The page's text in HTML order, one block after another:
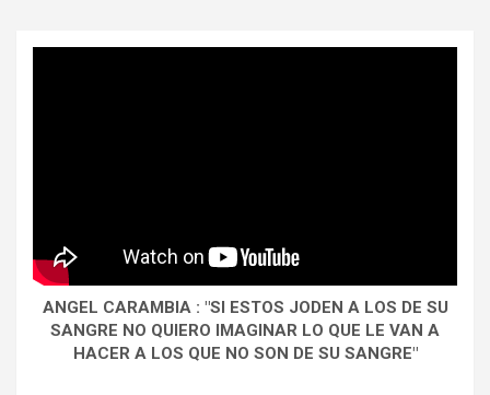
ANGEL CARAMBIA : "SI ESTOS JODEN A LOS DE SU
SANGRE NO QUIERO IMAGINAR LO QUE LE VAN A
HACER A LOS QUE NO SON DE SU SANGRE"